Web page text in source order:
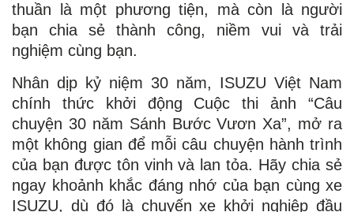
thuần là một phương tiện, mà còn là người
bạn chia sẻ thành công, niềm vui và trải
nghiệm cùng bạn.
Nhân dịp kỷ niệm 30 năm, ISUZU Việt Nam
chính thức khởi động Cuộc thi ảnh “Câu
chuyện 30 năm Sánh Bước Vươn Xa”, mở ra
một không gian để mỗi câu chuyện hành trình
của bạn được tôn vinh và lan tỏa. Hãy chia sẻ
ngay khoảnh khắc đáng nhớ của bạn cùng xe
ISUZU, dù đó là chuyến xe khởi nghiệp đầu